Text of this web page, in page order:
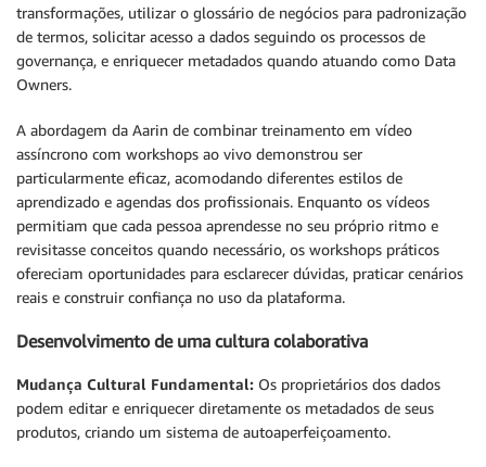
transformações, utilizar o glossário de negócios para padronização
de termos, solicitar acesso a dados seguindo os processos de
governança, e enriquecer metadados quando atuando como Data
Owners.
A abordagem da Aarin de combinar treinamento em vídeo
assíncrono com workshops ao vivo demonstrou ser
particularmente eficaz, acomodando diferentes estilos de
aprendizado e agendas dos profissionais. Enquanto os vídeos
permitiam que cada pessoa aprendesse no seu próprio ritmo e
revisitasse conceitos quando necessário, os workshops práticos
ofereciam oportunidades para esclarecer dúvidas, praticar cenários
reais e construir confiança no uso da plataforma.
Desenvolvimento de uma cultura colaborativa
Mudança Cultural Fundamental: Os proprietários dos dados
podem editar e enriquecer diretamente os metadados de seus
produtos, criando um sistema de autoaperfeiçoamento.